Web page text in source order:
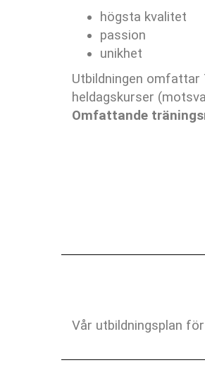
högsta kvalitet
passion
unikhet
Utbildningen omfattar
heldagskurser
Omfattande
Vår utbildningsplan